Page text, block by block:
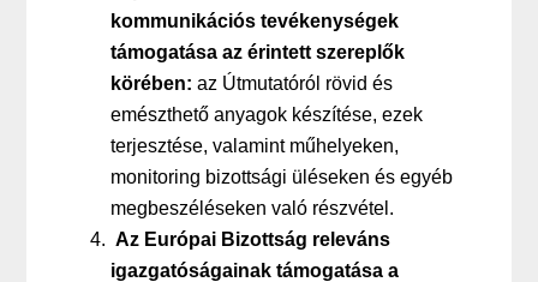
kommunikációs tevékenységek
támogatása az érintett szereplők
körében: az Útmutatóról rövid és
emészthető anyagok készítése, ezek
terjesztése, valamint műhelyeken,
monitoring bizottsági üléseken és egyéb
megbeszéléseken való részvétel.
Az Európai Bizottság releváns
igazgatóságainak támogatása a